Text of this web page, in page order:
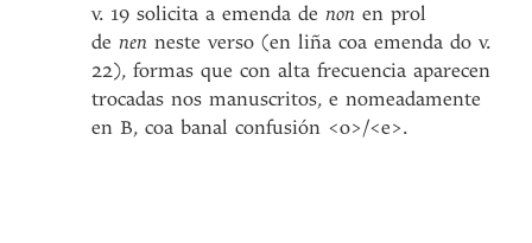
v. 19 solicita a emenda denon en prol
denenneste verso (en liña coa emenda do v.
22), formas que con alta frecuencia aparecen
trocadas nos manuscritos, e nomeadamente
en B, coa banal confusión <o>/<e>.